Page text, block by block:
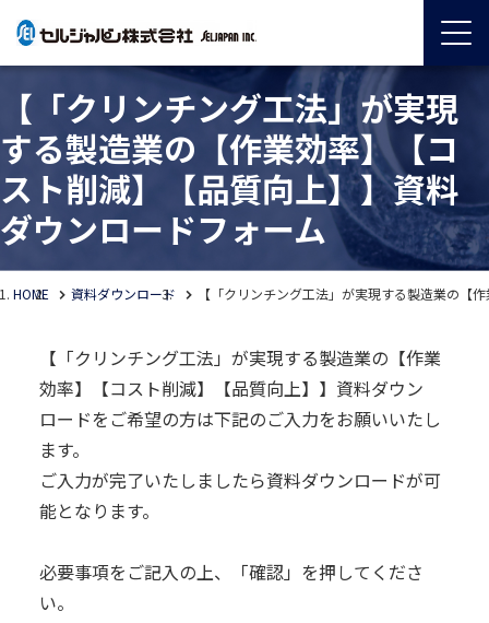
【「クリンチング工法」が実現
する製造業の【作業効率】【コ
スト削減】【品質向上】】資料
ダウンロードフォーム
HOME 資料ダウンロード 【「クリンチング工法」が実現する製造業の【
【「クリンチング工法」が実現する製造業の【作業
効率】【コスト削減】【品質向上】】資料ダウン
ロードをご希望の方は下記のご入力をお願いいたし
ます。
ご入力が完了いたしましたら資料ダウンロードが可
能となります。
必要事項をご記入の上、「確認」を押してくださ
い。